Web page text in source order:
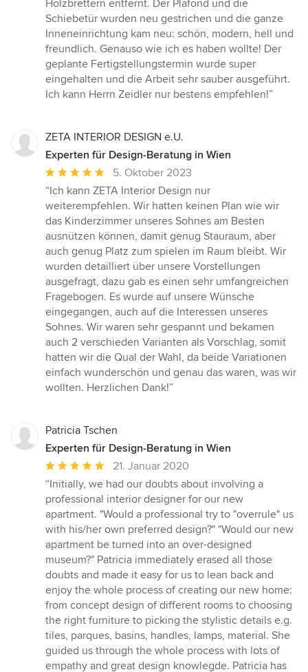
Holzbrettern entfernt. Der Plafond und die
Schiebetür wurden neu gestrichen und die ganze
Inneneinrichtung kam neu: schön, modern, hell und
freundlich. Genauso wie ich es haben wollte! Der
geplante Fertigstellungstermin wurde super
eingehalten und die Arbeit sehr sauber ausgeführt.
Ich kann Herrn Zeidler nur bestens empfehlen!”
ZETA INTERIOR DESIGN e.U.
Experten für Design-Beratung in Wien
Durchschnittliche
Bewertung:
5
von
5
Sternen
5. Oktober 2023
“Ich kann ZETA Interior Design nur
weiterempfehlen. Wir hatten keinen Plan wie wir
das Kinderzimmer unseres Sohnes am Besten
ausnützen können, damit genug Stauraum, aber
auch genug Platz zum spielen im Raum bleibt. Wir
wurden detailliert über unsere Vorstellungen
ausgefragt, dazu gab es einen sehr umfangreichen
Fragebogen. Es wurde auf unsere Wünsche
eingegangen, auch auf die Interessen unseres
Sohnes. Wir waren sehr gespannt und bekamen
auch 2 verschieden Varianten als Vorschlag, somit
hatten wir die Qual der Wahl, da beide Variationen
einfach wunderschön und genau das waren, was wir
wollten. Herzlichen Dank!”
Patricia Tschen
Experten für Design-Beratung in Wien
Durchschnittliche
Bewertung:
5
von
5
Sternen
21. Januar 2020
“Initially, we had our doubts about involving a
professional interior designer for our new
apartment. "Would a professional try to "overrule" us
with his/her own preferred design?" "Would our new
apartment be turned into an over-designed
museum?" Patricia immediately erased all those
doubts and made it easy for us to lean back and
enjoy the whole process of creating our new home:
from concept design of different rooms to choosing
the right furniture to picking the stylistic details e.g.
tiles, parques, basins, handles, lamps, material. She
guided us through the whole process with lots of
empathy and great design knowlegde. Patricia has